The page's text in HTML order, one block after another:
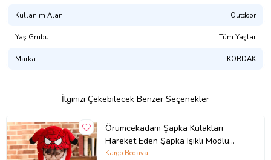
Kullanım Alanı Outdoor
Yaş Grubu Tüm Yaşlar
Marka KORDAK
İlginizi Çekebilecek Benzer Seçenekler
Örümcekadam Şapka Kulakları
Hareket Eden Şapka Işıklı Modlu
Peluş Ironman Şapka Bere
Kargo Bedava